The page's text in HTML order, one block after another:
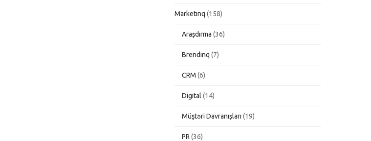
Marketinq (158)
Araşdırma (36)
Brendinq (7)
CRM (6)
Digital (14)
Müştəri Davranışları (19)
PR (36)